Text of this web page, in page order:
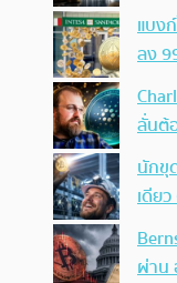
แบง
ลง
ลั่นต้
นักขุ
เดีย
ผ่าน